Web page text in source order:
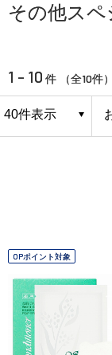
その他ス
1 - 10 件 （全10件）
OPポイント対象